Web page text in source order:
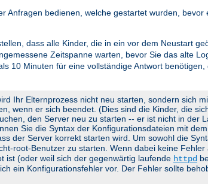
Anfragen bedienen, welche gestartet wurden, bevor
dass alle Kinder, die in ein vor dem Neustart
Zeitspanne warten, bevor Sie das alte
10 Minuten für eine vollständige Antwort benötigen,
Ihr Elternprozess nicht neu starten, sondern sich
wenn er sich beendet. (Dies sind die Kinder, die
den Server neu zu starten -- er ist nicht in der
Sie die Syntax der Konfigurationsdateien mit dem
der Server korrekt starten wird. Um sowohl die
root-Benutzer zu starten. Wenn dabei keine Fehler
ist (oder weil sich der gegenwärtig laufende httpd
ein Konfigurationsfehler vor. Der Fehler sollte